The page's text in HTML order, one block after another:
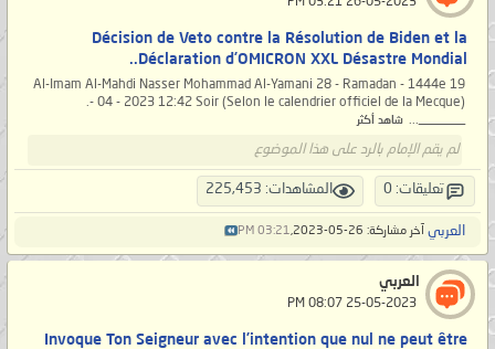
Décision de Veto contre la Résolution de Biden et la
Déclaration d’OMICRON XXL Désastre Mondial..
Al-Imam Al-Mahdi Nasser Mohammad Al-Yamani 28 - Ramadan - 1444e 19
- 04 - 2023 12:42 Soir (Selon le calendrier officiel de la Mecque).
_______... شاهد أكثر
لم يقم الإمام بالرد على هذا الموضوع
تعليقات: 0 المشاهدات: 225,453
العربي آخر مشاركة: 26-05-2023, 03:21 PM
العربي
Invoque Ton Seigneur avec l’intention que nul ne peut être